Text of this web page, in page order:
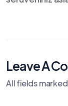
Leave A
All fields